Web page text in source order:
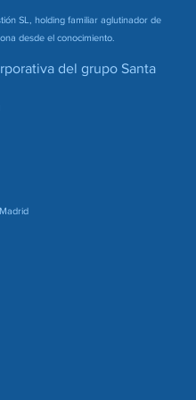
SL, holding familiar aglutinador de
desde el conocimiento.
del grupo Santa